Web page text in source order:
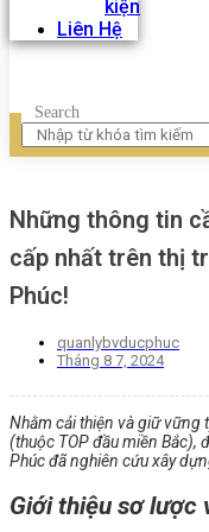
kiện
Liên Hệ
Search
Những thông tin
cấp nhất trên thị
Phúc!
quanlybvducphuc
Tháng 8 7, 2024
Nhằm cải thiện và giữ vững
(thuộc TOP đầu miền Bắc),
Phúc đã nghiên cứu xây
Giới thiệu sơ lược